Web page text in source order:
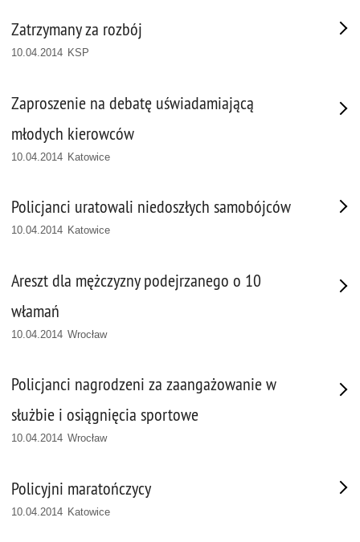
Zatrzymany za rozbój
10.04.2014 KSP
Zaproszenie na debatę uświadamiającą
młodych kierowców
10.04.2014 Katowice
Policjanci uratowali niedoszłych samobójców
10.04.2014 Katowice
Areszt dla mężczyzny podejrzanego o 10
włamań
10.04.2014 Wrocław
Policjanci nagrodzeni za zaangażowanie w
służbie i osiągnięcia sportowe
10.04.2014 Wrocław
Policyjni maratończycy
10.04.2014 Katowice